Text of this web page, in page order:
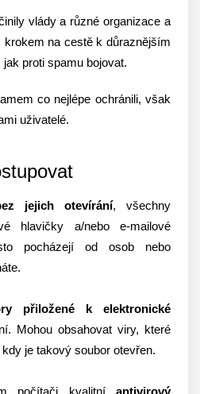
vlády a různé organizace a
na cestě k důraznějším
proti spamu bojovat.
co nejlépe ochránili, však
uživatelé.
jejich otevírání, všechny
hlavičky a/nebo e-mailové
pocházejí od osob nebo
přiložené k elektronické
Mohou obsahovat viry, které
je takový soubor otevřen.
počítači kvalitní antivirový